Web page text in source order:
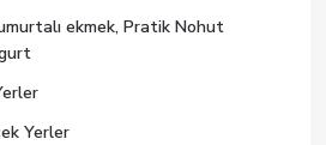
ekmek, Pratik Nohut
Yerler